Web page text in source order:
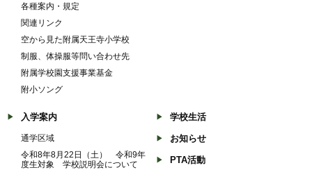
各種案内・規定
関連リンク
空から見た附属天王寺小学校
制服、体操服等問い合わせ先
附属学校園支援事業基金
附小ソング
入学案内
通学区域
令和8年8月22日（土） 令和9年
度生対象 学校説明会について
学校生活
お知らせ
PTA活動